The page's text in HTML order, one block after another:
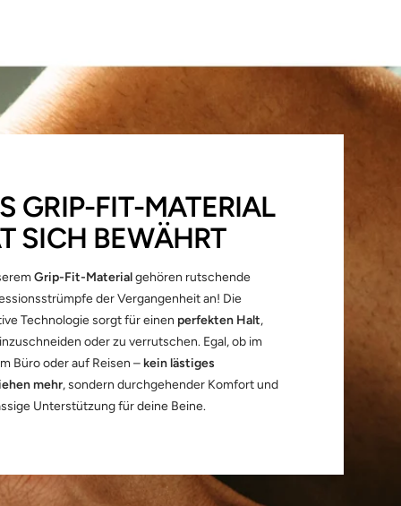
GRIP-FIT-MATERIAL
SICH BEWÄHRT
Grip-Fit-Materialgehören rutschende
der Vergangenheit an! Die
Technologie sorgt für einen perfekten Halt,
oder zu verrutschen. Egal, ob im
Büro oder auf Reisen –kein lästiges
mehr, sondern durchgehender Komfort und
Unterstützung für deine Beine.